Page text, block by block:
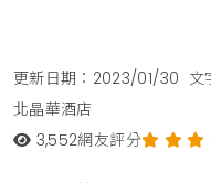
更新日期：2023/01/30 文
北晶華酒店
3,552網友評分